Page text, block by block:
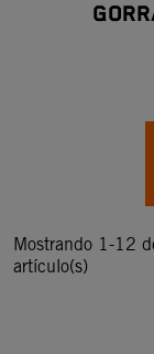
Mostrando 1-12
artículo(s)